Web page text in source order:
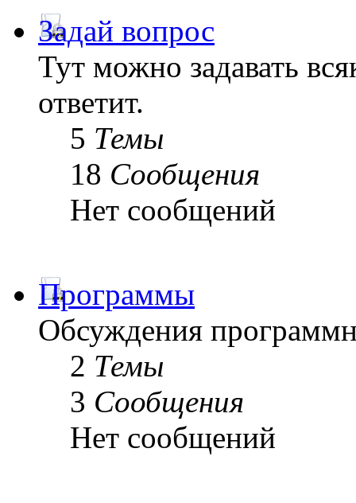
Задай вопрос
Тут можно задавать
ответит.
5 Темы
18 Сообщения
Нет сообщений
Программы
Обсуждения
2 Темы
3 Сообщения
Нет сообщений